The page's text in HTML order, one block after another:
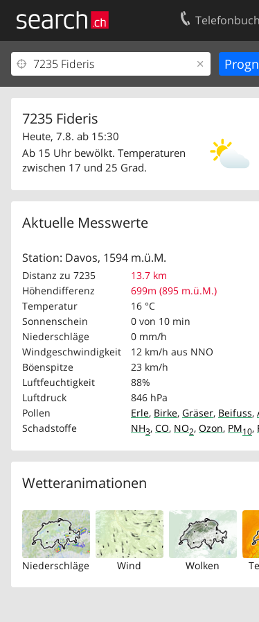
Telefonbuch
7235 Fideris
Heute, 7.8. ab 15:30
Ab 15 Uhr bewölkt. Temperaturen
zwischen 17 und 25 Grad.
Aktuelle Messwerte
Station: Davos, 1594 m.ü.M.
Distanz zu 7235
13.7 km
Höhendifferenz
699m (895 m.ü.M.)
Temperatur
16 °C
Sonnenschein
0 von 10 min
Niederschläge
0 mm/h
Windgeschwindigkeit
12 km/h aus NNO
Böenspitze
23 km/h
Luftfeuchtigkeit
88%
Luftdruck
846 hPa
Pollen
Erle, Birke, Gräser, Beifuss,
Schadstoffe
NH3, CO, NO2, Ozon, PM10,
Wetteranimationen
Niederschläge Wind Wolken
Ihr Eintrag
Kundencenter Geschäftskunden